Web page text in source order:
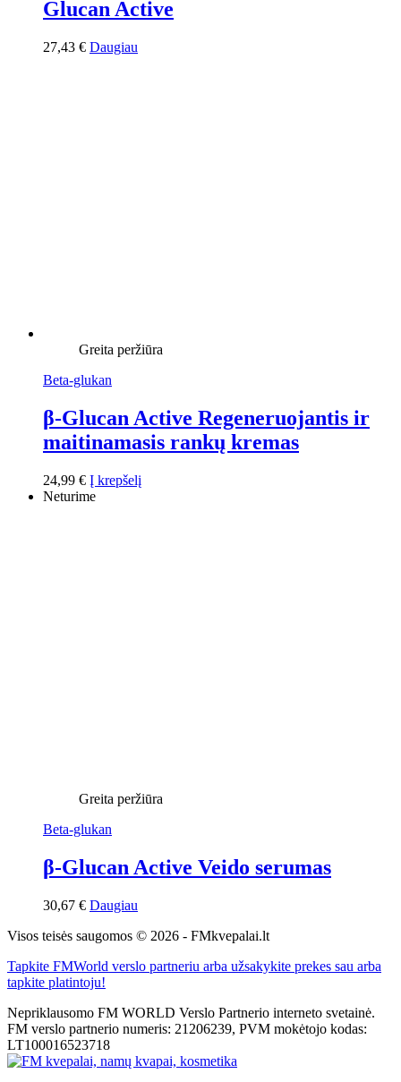
Glucan Active
27,43 € Daugiau
Greita peržiūra
Beta-glukan
β-Glucan Active Regeneruojantis ir
maitinamasis rankų kremas
24,99 € Į krepšelį
Neturime
Greita peržiūra
Beta-glukan
β-Glucan Active Veido serumas
30,67 € Daugiau
Visos teisės saugomos © 2026 - FMkvepalai.lt
Tapkite FMWorld verslo partneriu arba užsakykite prekes sau arba
tapkite platintoju!
Nepriklausomo FM WORLD Verslo Partnerio interneto svetainė.
FM verslo partnerio numeris: 21206239, PVM mokėtojo kodas:
LT100016523718